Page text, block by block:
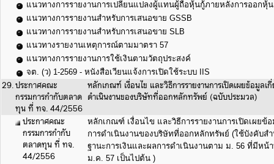
แนวทางการรายงานการเปลี่ยนแปลงผู้แทนผู้ถือหุ้นกู้ภายหลังการออกหุ้
แนวทางการรายงานสำหรับการเสนอขาย GSSB
แนวทางการรายงานสำหรับการเสนอขาย SLB
แนวทางรายงานเหตุการณ์ตามมาตรา 57
แนวทางการรายงานการใช้เงินตามวัตถุประสงค์
จต. (ว) 1-2569 - หนังสือเวียนแจ้งการเปิดใช้ระบบ IIS
29.ประกาศคณะ
กรรมการกำกับตลาด
ทุน ที่ ทจ. 44/2556
หลักเกณฑ์ เงื่อนไข และวิธีการรายงานการเปิดเผยข้อมูลเ
ดำเนินงานของบริษัทที่ออกหลักทรัพย์ (ฉบับประมวล)
ประกาศคณะ
กรรมการกำกับ
ตลาดทุน ที่ ทจ.
44/2556
หลักเกณฑ์ เงื่อนไข และวิธีการรายงานการเปิดเผยข้
การดำเนินงานของบริษัทที่ออกหลักทรัพย์ (ใช้บังคับสำ
ฐานะการเงินและผลการดำเนินงานตาม ม. 56 ที่มีห
ม.ค. 57 เป็นไปต้น )